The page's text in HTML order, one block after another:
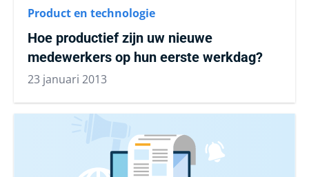
Product en technologie
Hoe productief zijn uw nieuwe
medewerkers op hun eerste werkdag?
23 januari 2013